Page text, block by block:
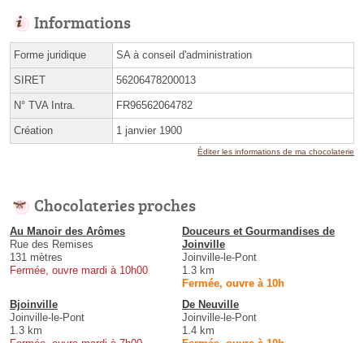
Informations
Forme juridique SA à conseil d'administration
SIRET 56206478200013
N° TVA Intra. FR96562064782
Création 1 janvier 1900
Éditer les informations de ma chocolaterie
Chocolateries proches
Au Manoir des Arômes
Rue des Remises
131 mètres
Fermée, ouvre mardi à 10h00
Douceurs et Gourmandises de
Joinville
Joinville-le-Pont
1.3 km
Fermée, ouvre à 10h
Bjoinville
Joinville-le-Pont
1.3 km
De Neuville
Joinville-le-Pont
1.4 km